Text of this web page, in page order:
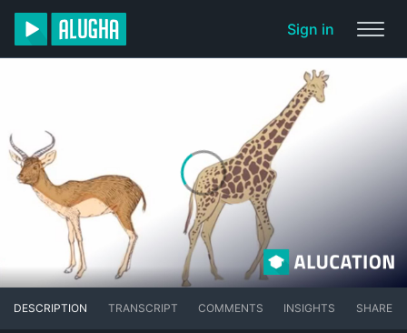
Sign in
DESCRIPTION TRANSCRIPT COMMENTS INSIGHTS SHARE